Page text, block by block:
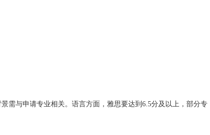
需与申请专业相关。语言方面，雅思要达到6.5分及以上，部分专